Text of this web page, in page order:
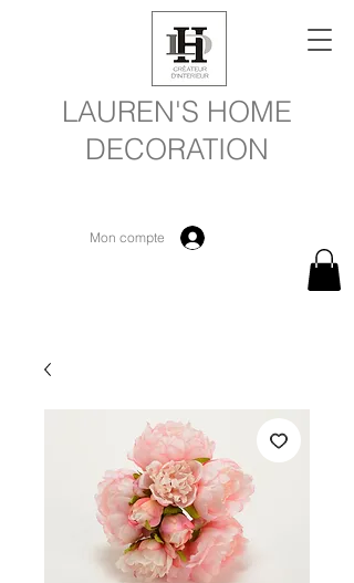
LAUREN'S HOME
DECORATION
Mon compte